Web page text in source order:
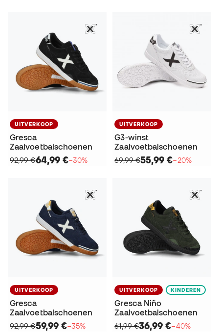
UITVERKOOP
Gresca
Zaalvoetbalschoenen
92,99 €64,99 €−30%
UITVERKOOP
G3-winst
Zaalvoetbalschoenen
69,99 €55,99 €−20%
UITVERKOOP
Gresca
Zaalvoetbalschoenen
92,99 €59,99 €−35%
UITVERKOOP KINDEREN
Gresca Niño
Zaalvoetbalschoenen
61,99 €36,99 €−40%